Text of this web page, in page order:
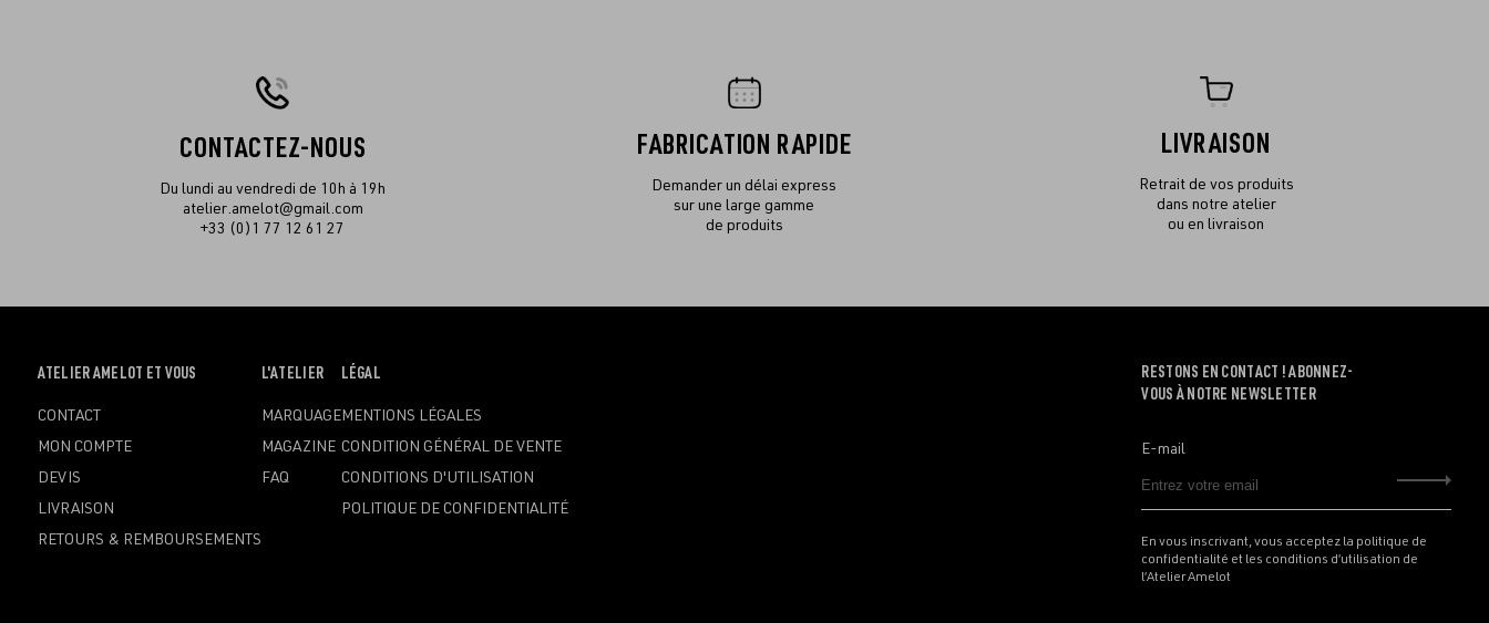
CONTACTEZ-NOUS
Du lundi au vendredi de 10h à 19h
atelier.amelot@gmail.com
+33 (0)1 77 12 61 27
FABRICATION RAPIDE
Demander un délai express
sur une large gamme
de produits
LIVRAISON
Retrait de vos produits
dans notre atelier
ou en livraison
OUVRIR
MENU
ATELIER AMELOT ET VOUS
CONTACT
MON COMPTE
DEVIS
LIVRAISON
RETOURS & REMBOURSEMENTS
OUVRIR
MENU
L'ATELIER
MARQUAGE
MAGAZINE
FAQ
OUVRIR
MENU
LÉGAL
MENTIONS LÉGALES
CONDITION GÉNÉRAL DE VENTE
CONDITIONS D'UTILISATION
POLITIQUE DE CONFIDENTIALITÉ
RESTONS EN CONTACT ! ABONNEZ-
VOUS À NOTRE NEWSLETTER
E-mail
En vous inscrivant, vous acceptez la politique de
confidentialité et les conditions d’utilisation de
l’Atelier Amelot